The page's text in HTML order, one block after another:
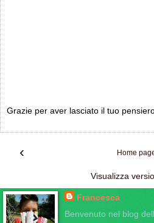
Grazie per aver lasciato il tuo
‹ Home
Visualizza
Francesca
Benvenuto nel blog